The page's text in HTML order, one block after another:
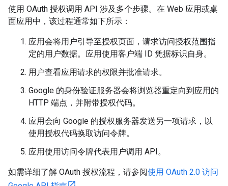
使用 OAuth 授权调用 API 涉及多个步骤。在 Web 应用或桌
面应用中，该过程通常如下所示：
应用会将用户引导至授权页面，请求访问授权范围指
定的用户数据。应用使用客户端 ID 凭据标识自身。
用户查看应用请求的权限并批准请求。
Google 的身份验证服务器会将浏览器重定向到应用的
HTTP 端点，并附带授权代码。
应用会向 Google 的授权服务器发送另一项请求，以
使用授权代码换取访问令牌。
应用使用访问令牌代表用户调用 API。
如需详细了解 OAuth 授权流程，请参阅使用 OAuth 2.0 访问